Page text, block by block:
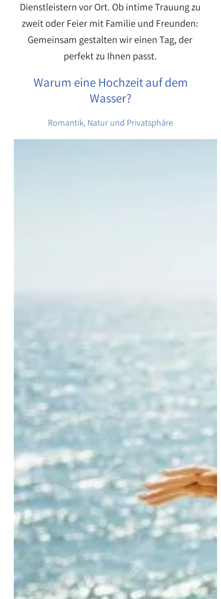
Dienstleistern vor Ort. Ob intime Trauung zu
zweit oder Feier mit Familie und Freunden:
Gemeinsam gestalten wir einen Tag, der
perfekt zu Ihnen passt.
Warum eine Hochzeit auf dem
Wasser?
Romantik, Natur und Privatsphäre